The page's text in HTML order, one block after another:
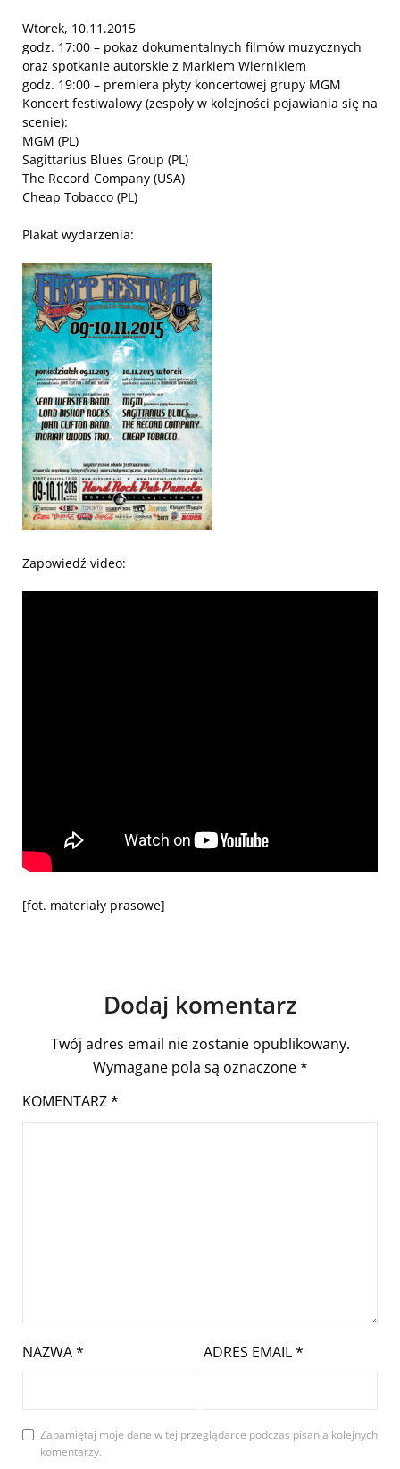
Wtorek, 10.11.2015
godz. 17:00 – pokaz dokumentalnych filmów muzycznych
oraz spotkanie autorskie z Markiem Wiernikiem
godz. 19:00 – premiera płyty koncertowej grupy MGM
Koncert festiwalowy (zespoły w kolejności pojawiania się na
scenie):
MGM (PL)
Sagittarius Blues Group (PL)
The Record Company (USA)
Cheap Tobacco (PL)
Plakat wydarzenia:
Zapowiedź video:
[fot. materiały prasowe]
Dodaj komentarz
Twój adres email nie zostanie opublikowany.
Wymagane pola są oznaczone*
KOMENTARZ*
NAZWA* ADRES EMAIL*
Zapamiętaj moje dane w tej przeglądarce podczas pisania kolejnych
komentarzy.